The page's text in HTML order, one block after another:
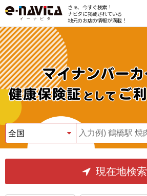
さぁ、今すぐ検索！
ナビタに掲載されている
地元のお店の情報が満載！
現在地検索